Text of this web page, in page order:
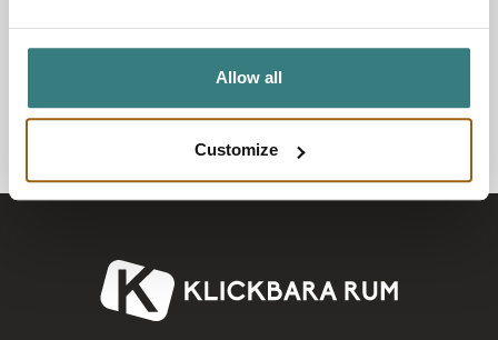
Allow all
Customize
See More Posts